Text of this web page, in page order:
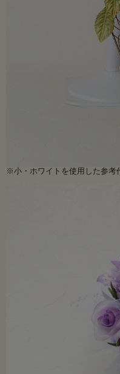
※小・ホワイトを使用した参考